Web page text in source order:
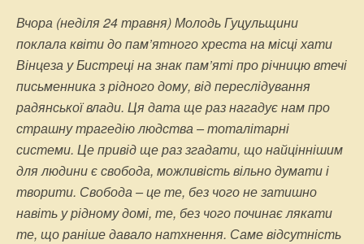
Вчора (неділя 24 травня) Молодь Гуцульщини
поклала квіти до пам’ятного хреста на місці хати
Вінцеза у Бистреці на знак пам’яті про річницю втечі
письменника з рідного дому, від переслідування
радянської влади. Ця дата ще раз нагадує нам про
страшну трагедію людства – тоталітарні
системи. Це привід ще раз згадати, що найціннішим
для людини є свобода, можливість вільно думати і
творити. Свобода – це те, без чого не затишно
навіть у рідному домі, те, без чого починає лякати
те, що раніше давало натхнення. Саме відсутність